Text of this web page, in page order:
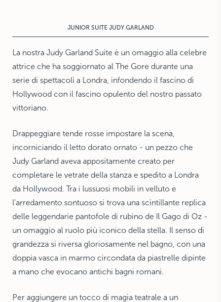
Villa La FavoritaJUNIOR SUITE JUDY GARLAND
La nostra Judy Garland Suite è un omaggio alla celebre
attrice che ha soggiornato al The Gore durante una
serie di spettacoli a Londra, infondendo il fascino di
Hollywood con il fascino opulento del nostro passato
vittoriano.
Drappeggiare tende rosse impostare la scena,
incorniciando il letto dorato ornato - un pezzo che
Judy Garland aveva appositamente creato per
completare le vetrate della stanza e spedito a Londra
da Hollywood. Tra i lussuosi mobili in velluto e
l'arredamento sontuoso si trova una scintillante replica
delle leggendarie pantofole di rubino de Il Gago di Oz -
un omaggio al ruolo più iconico della stella. Il senso di
grandezza si riversa gloriosamente nel bagno, con una
doppia vasca in marmo circondata da piastrelle dipinte
a mano che evocano antichi bagni romani.
Per aggiungere un tocco di magia teatrale a un